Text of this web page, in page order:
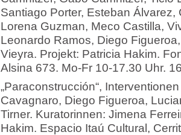
Santiago Porter, Esteban Álvarez,
Lorena Guzman, Meco Castilla,
Leonardo Ramos, Diego
Vieyra. Projekt: Patricia Hakim.
Alsina 673. Mo-Fr 10-17.30 Uhr.
„Paraconstrucción“,
Cavagnaro, Diego Figueroa,
Tirner. Kuratorinnen: Jimena
Hakim. Espacio Itaú Cultural,